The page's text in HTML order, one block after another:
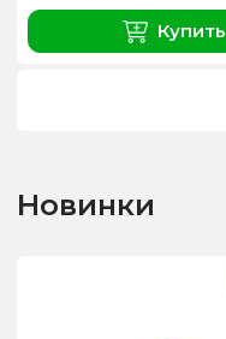
Купить
Новинки